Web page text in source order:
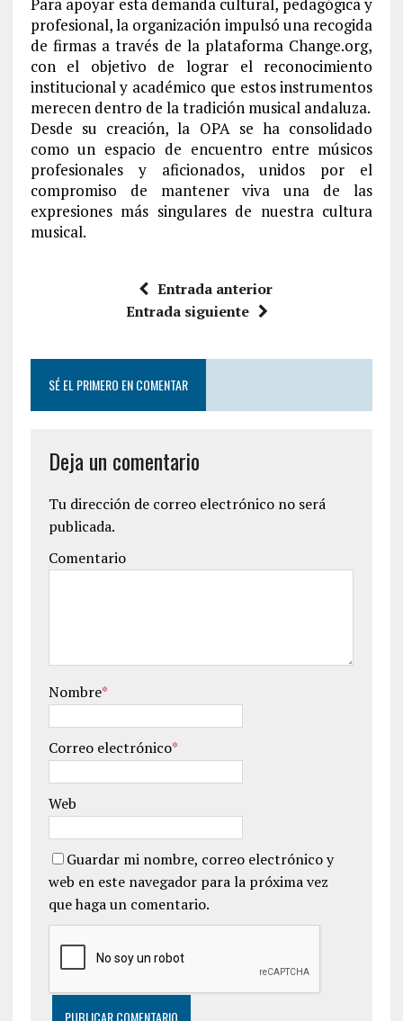
profesional, la organización impulsó una recogida
de firmas a través de la plataforma Change.org,
con el objetivo de lograr el reconocimiento
institucional y académico que estos instrumentos
merecen dentro de la tradición musical andaluza.
Desde su creación, la OPA se ha consolidado
como un espacio de encuentro entre músicos
profesionales y aficionados, unidos por el
compromiso de mantener viva una de las
expresiones más singulares de nuestra cultura
musical.
Entrada anterior
Entrada siguiente
SÉ EL PRIMERO EN COMENTAR
Deja un comentario
Tu dirección de correo electrónico no será
publicada.
Comentario
Nombre*
Correo electrónico*
Web
Guardar mi nombre, correo electrónico y
web en este navegador para la próxima vez
que haga un comentario.